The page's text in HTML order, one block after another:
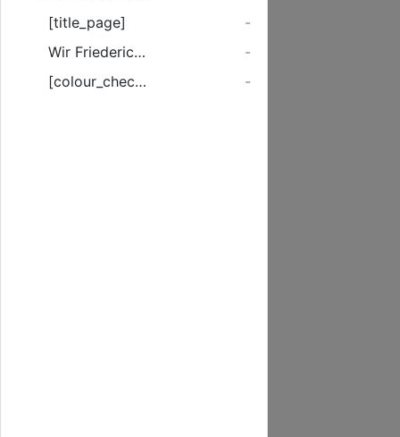
[title_page]
-
Wir Friederich ... Herzog zu Mecklenburg ...
-
[colour_checker]
-